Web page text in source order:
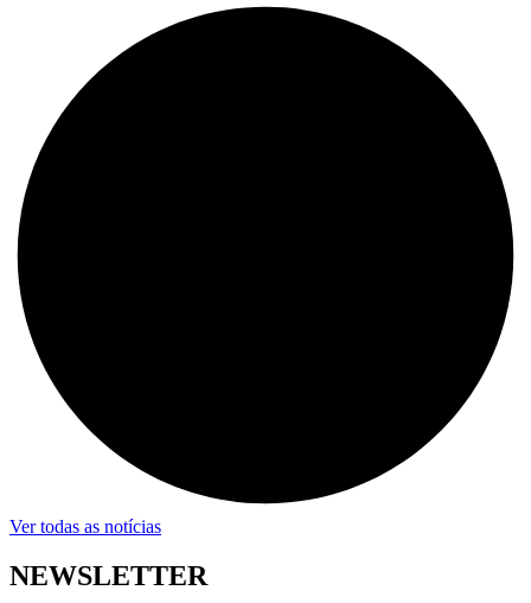
Ver todas as notícias
NEWSLETTER